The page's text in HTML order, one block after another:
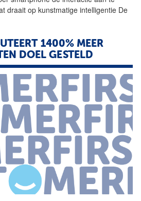
draait op kunstmatige intelligentie De
1400% MEER
DOEL GESTELD